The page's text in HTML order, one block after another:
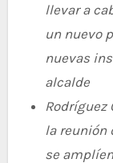
llevar a
un nuevo
nuevas
alcalde
Rodríguez
la reunión
se